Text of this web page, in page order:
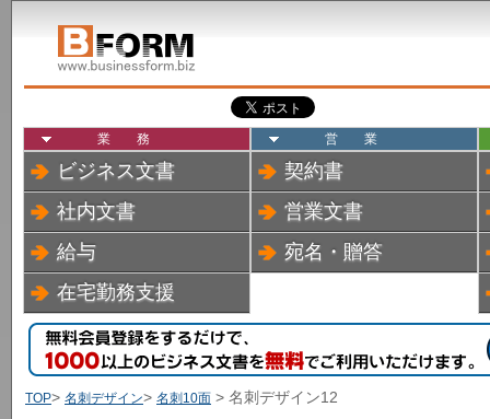
業務
ビジネス文書
社内文書
給与
在宅勤務支援
営業
契約書
営業文書
宛名・贈答
TOP> 名刺デザイン> 名刺10面 > 名刺デザイン12